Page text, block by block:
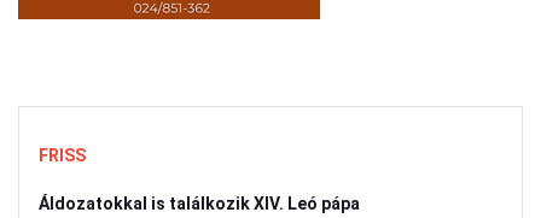
FRISS
Áldozatokkal is találkozik XIV. Leó pápa